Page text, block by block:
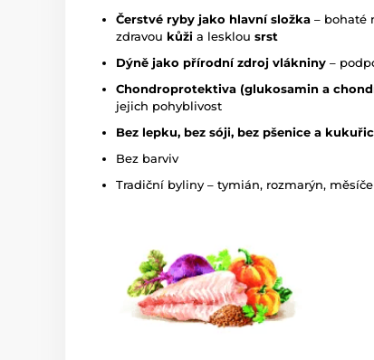
Čerstvé ryby jako hlavní složka – bohaté
zdravou kůži a lesklou srst
Dýně jako přírodní zdroj vlákniny –
Chondroprotektiva (glukosamin a
jejich pohyblivost
Bez lepku, bez sóji, bez pšenice a
Bez barviv
Tradiční byliny – tymián, rozmarýn,